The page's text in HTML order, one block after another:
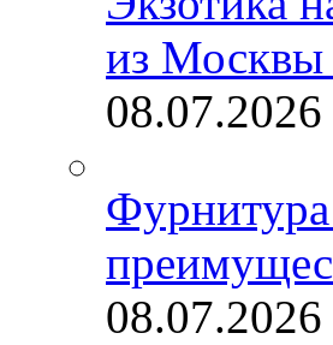
из Москвы
08.07.2026
08.07.2026